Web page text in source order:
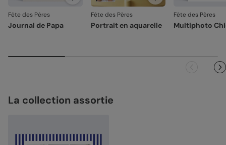
Fête des Pères
Journal de Papa
Fête des Pères
Portrait en aquarelle
Fête des Pères
Multiphoto
La collection assortie